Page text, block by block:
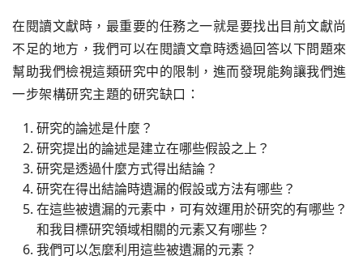
在閱讀文獻時，最重要的任務之一就是要找出目前文獻尚
不足的地方，我們可以在閱讀文章時透過回答以下問題來
幫助我們檢視這類研究中的限制，進而發現能夠讓我們進
一步架構研究主題的研究缺口：
研究的論述是什麼？
研究提出的論述是建立在哪些假設之上？
研究是透過什麼方式得出結論？
研究在得出結論時遺漏的假設或方法有哪些？
在這些被遺漏的元素中，可有效運用於研究的有哪些？
和我目標研究領域相關的元素又有哪些？
我們可以怎麼利用這些被遺漏的元素？